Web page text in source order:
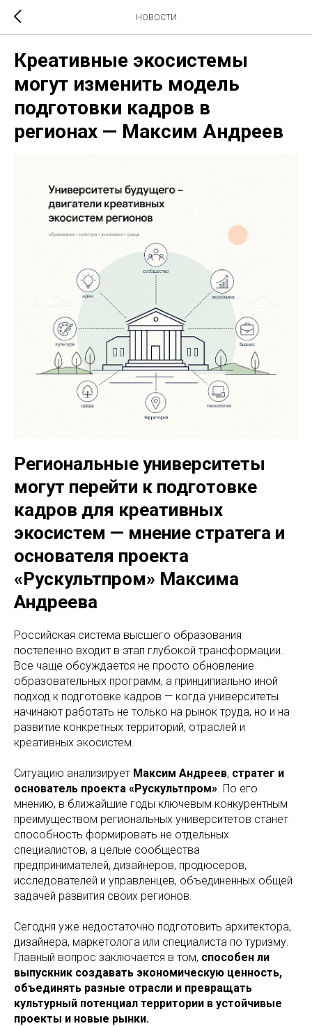
НОВОСТИ
Креативные экосистемы
могут изменить модель
подготовки кадров в
регионах — Максим Андреев
Региональные университеты
могут перейти к подготовке
кадров для креативных
экосистем — мнение стратега и
основателя проекта
«Рускультпром» Максима
Андреева
Российская система высшего образования
постепенно входит в этап глубокой трансформации.
Все чаще обсуждается не просто обновление
образовательных программ, а принципиально иной
подход к подготовке кадров — когда университеты
начинают работать не только на рынок труда, но и на
развитие конкретных территорий, отраслей и
креативных экосистем.
Ситуацию анализирует Максим Андреев, стратег и
основатель проекта «Рускультпром». По его
мнению, в ближайшие годы ключевым конкурентным
преимуществом региональных университетов станет
способность формировать не отдельных
специалистов, а целые сообщества
предпринимателей, дизайнеров, продюсеров,
исследователей и управленцев, объединенных общей
задачей развития своих регионов.
Сегодня уже недостаточно подготовить архитектора,
дизайнера, маркетолога или специалиста по туризму.
Главный вопрос заключается в том, способен ли
выпускник создавать экономическую ценность,
объединять разные отрасли и превращать
культурный потенциал территории в устойчивые
проекты и новые рынки.